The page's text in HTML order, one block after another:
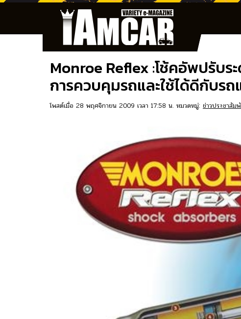
Monroe Reflex :โช้คอัพปรับ
การควบคุมรถและใช้ได้ดีกับร
โพสต์เมื่อ 28 พฤศจิกายน 2009 เวลา 17:58 น. หมวดหมู่: ข่าวประชาสัม